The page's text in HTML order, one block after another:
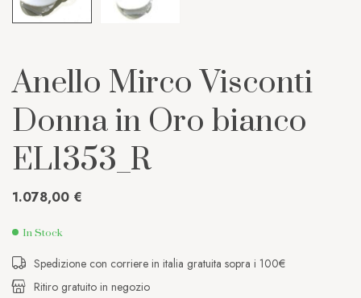
Anello Mirco Visconti
Donna in Oro bianco
EL1353_R
1.078,00 €
In Stock
Spedizione con corriere in italia gratuita sopra i 100€
Ritiro gratuito in negozio